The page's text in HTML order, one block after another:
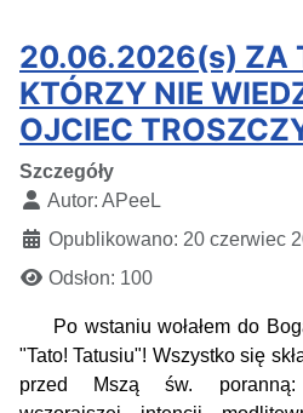
20.06.2026(s) ZA
KTÓRZY NIE
OJCIEC
Szczegóły
Autor: APeeL
Opublikowano: 20 czerwiec
Odsłon: 100
Po wstaniu wołałem do
"Tato! Tatusiu"! Wszystko się
przed Mszą św. poranną: